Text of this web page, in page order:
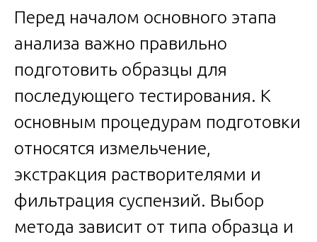
Перед началом основного этапа
анализа важно правильно
подготовить образцы для
последующего тестирования. К
основным процедурам подготовки
относятся измельчение,
экстракция растворителями и
фильтрация суспензий. Выбор
метода зависит от типа образца и